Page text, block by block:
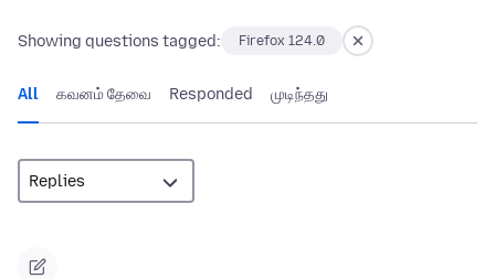
Showing questions tagged: Firefox 124.0
All கவனம் தேவை Responded முடிந்தது